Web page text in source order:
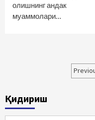
олишнинг андак
муаммолари…
Қидириш